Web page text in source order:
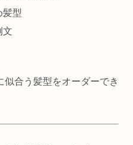
髪型
文
似合う髪型をオーダーでき